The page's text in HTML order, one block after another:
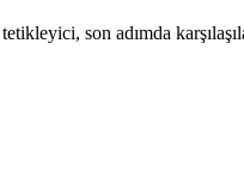
son adımda